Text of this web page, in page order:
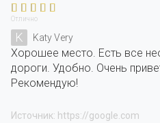
Отлично
K Katy Very
Хорошее место. Есть все
дороги. Удобно. Очень
Рекомендую!
Источник: https://google.com